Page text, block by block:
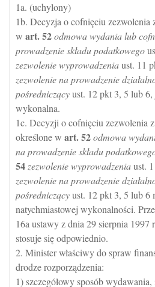
1a. (uchylony)
1b. Decyzja o cofnięciu zezwolenia
w art.52odmowa wydania lub
prowadzenie składu podatkowego
zezwolenie wyprowadzeniaust. 11
zezwolenie na prowadzenie
pośredniczącyust. 12 pkt 3, 5 lub 6,
wykonalna.
1c. Decyzji o cofnięciu zezwolenia
określone w art.52odmowa
na prowadzenie składu
54 zezwolenie wyprowadzeniaust.
zezwolenie na prowadzenie
pośredniczącyust. 12 pkt 3, 5 lub 6
natychmiastowej wykonalności.
16a ustawy z dnia 29 sierpnia 1997
stosuje się odpowiednio.
2. Minister właściwy do spraw
drodze rozporządzenia:
1) szczegółowy sposób